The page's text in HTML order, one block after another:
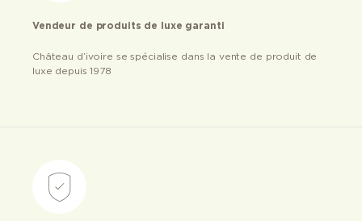
Vendeur de produits de luxe garanti
Château d’ivoire se spécialise dans la vente de produit de
luxe depuis 1978